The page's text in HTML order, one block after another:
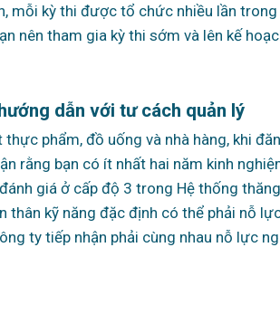
mỗi kỳ thi được tổ chức nhiều lần
nên tham gia kỳ thi sớm và lên kế
dẫn với tư cách quản lý
phẩm, đồ uống và nhà hàng, khi
rằng bạn có ít nhất hai năm kinh
giá ở cấp độ 3 trong Hệ thống
thân kỹ năng đặc định có thể phải nỗ
ty tiếp nhận phải cùng nhau nỗ lực